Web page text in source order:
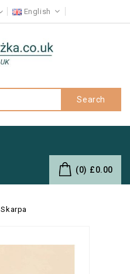
English
Search
(0) £0.00
Skarpa